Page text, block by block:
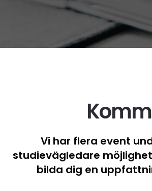
Vi har flera event
studievägledare
bilda dig en